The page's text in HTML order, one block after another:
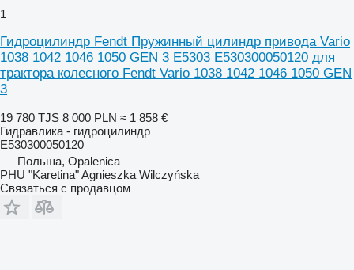
1
Гидроцилиндр Fendt Пружинный цилиндр привода Vario
1038 1042 1046 1050 GEN 3 E5303 E530300050120 для
трактора колесного Fendt Vario 1038 1042 1046 1050 GEN
3
19 780 TJS 8 000 PLN ≈ 1 858 €
Гидравлика - гидроцилиндр
E530300050120
Польша, Opalenica
PHU "Karetina" Agnieszka Wilczyńska
Связаться с продавцом